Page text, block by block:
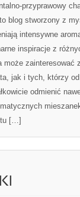
przyprawowy
blog stworzony z
intensywne
inspiracje z
może zainteresować
jak i tych, którzy
odmienić
tu […]